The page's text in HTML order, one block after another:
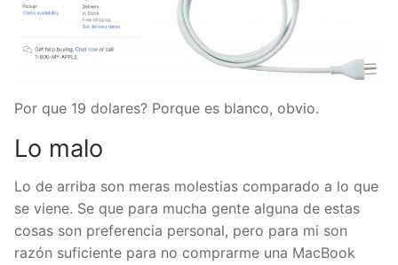
Por que 19 dolares? Porque es blanco, obvio.
Lo malo
Lo de arriba son meras molestias comparado a lo que
se viene. Se que para mucha gente alguna de estas
cosas son preferencia personal, pero para mi son
razón suficiente para no comprarme una MacBook